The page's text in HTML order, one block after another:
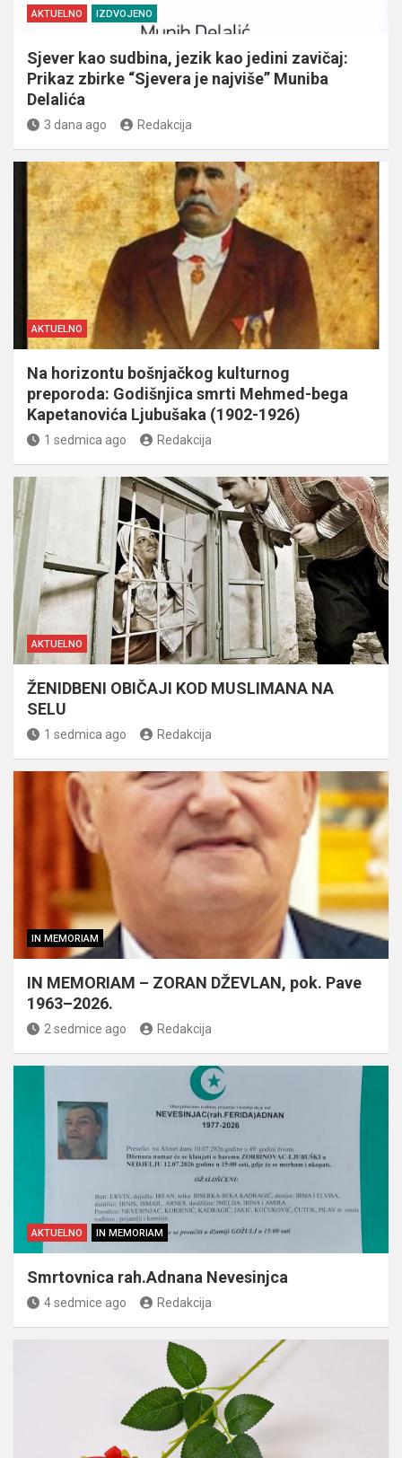
AKTUELNO IZDVOJENO
Sjever kao sudbina, jezik kao jedini zavičaj:
Prikaz zbirke “Sjevera je najviše” Muniba
Delalića
3 dana ago Redakcija
AKTUELNO
Na horizontu bošnjačkog kulturnog
preporoda: Godišnjica smrti Mehmed-bega
Kapetanovića Ljubušaka (1902-1926)
1 sedmica ago Redakcija
AKTUELNO
ŽENIDBENI OBIČAJI KOD MUSLIMANA NA
SELU
1 sedmica ago Redakcija
IN MEMORIAM
IN MEMORIAM – ZORAN DŽEVLAN, pok. Pave
1963–2026.
2 sedmice ago Redakcija
AKTUELNO IN MEMORIAM
Smrtovnica rah.Adnana Nevesinjca
4 sedmice ago Redakcija